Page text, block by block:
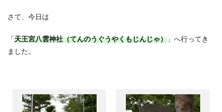
さて、今日は
「天王宮八雲神社（てんのうぐうやくもじんじゃ） 」へ行ってき
ました。